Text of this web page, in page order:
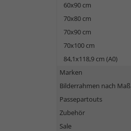
60x90 cm
70x80 cm
70x90 cm
70x100 cm
84,1x118,9 cm (A0)
Marken
Bilderrahmen nach Maß
Passepartouts
Zubehör
Sale